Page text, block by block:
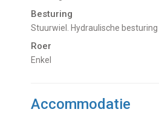
Besturing
Stuurwiel. Hydraulische besturing
Roer
Enkel
Accommodatie